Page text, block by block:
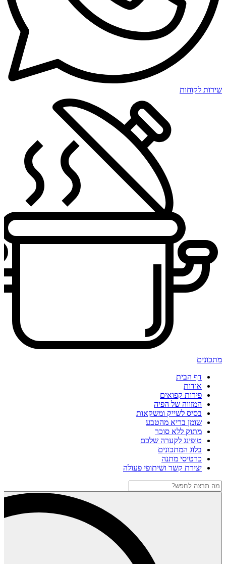
שירות לקוחות
מתכונים
דף הבית
אודות
פירות קפואים
המזווה של הפיה
בסיס לשייק ומשקאות
שומן בריא מהטבע
מתוק ללא סוכר
טופינג לקערה שלכם
בלוג המתכונים
כרטיסי מתנה
יצירת קשר ושיתופי פעולה